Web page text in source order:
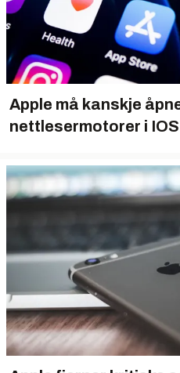
Apple må kanskje
nettlesermotorer i IOS